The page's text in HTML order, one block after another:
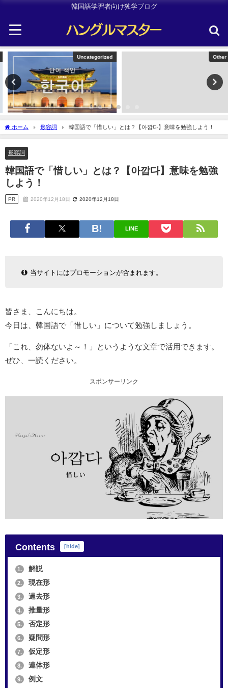
韓国語学習者向け独学ブログ
Uncategorized Other
ホーム 形容詞 韓国語で「惜しい」とは？【아깝다】意味を勉強しよう！
形容詞
韓国語で「惜しい」とは？【아깝다】意味を勉強
しよう！
PR 2020年12月18日 2020年12月18日
LINE
当サイトにはプロモーションが含まれます。
皆さま、こんにちは。
今日は、韓国語で「惜しい」について勉強しましょう。
「これ、勿体ないよ～！」というような文章で活用できます。
ぜひ、一読ください。
スポンサーリンク
Contents [hide]
1. 解説
2. 現在形
3. 過去形
4. 推量形
5. 否定形
6. 疑問形
7. 仮定形
8. 連体形
9. 例文